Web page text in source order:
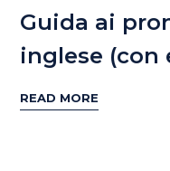
Guida ai
inglese (con
READ MORE